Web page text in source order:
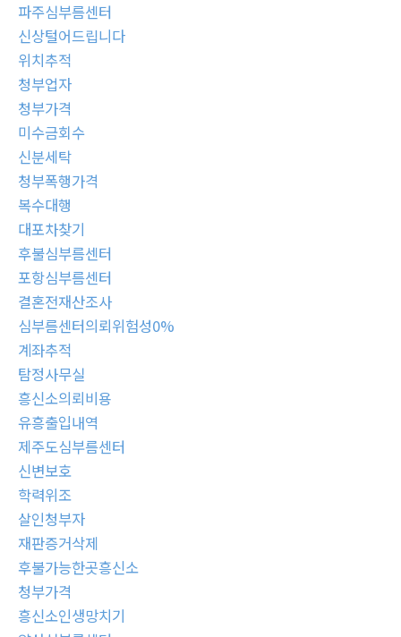
파주심부름센터
신상털어드립니다
위치추적
청부업자
청부가격
미수금회수
신분세탁
청부폭행가격
복수대행
대포차찾기
후불심부름센터
포항심부름센터
결혼전재산조사
심부름센터의뢰위험성0%
계좌추적
탐정사무실
흥신소의뢰비용
유흥출입내역
제주도심부름센터
신변보호
학력위조
살인청부자
재판증거삭제
후불가능한곳흥신소
청부가격
흥신소인생망치기